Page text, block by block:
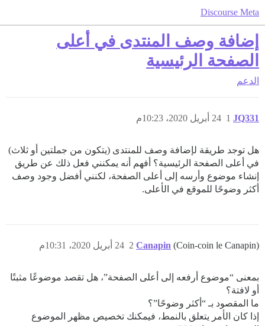
Discourse Meta
إضافة وصف المنتدى في أعلى
الصفحة الرئيسية
الدعم
JQ331 24 أبريل 2020، 10:23م 1
هل توجد طريقة لإضافة وصف للمنتدى (يتكون من جملتين أو ثلاث)
في أعلى الصفحة الرئيسية؟ أفهم أنه يمكنني فعل ذلك عن طريق
إنشاء موضوع وأرسه إلى أعلى الصفحة، لكنني أفضل وجود وصف
أكثر وضوحًا للموقع في الأعلى.
Canapin (Coin-coin le Canapin) 24 أبريل 2020، 10:31م 2
بمعنى “موضوع أرفعه إلى أعلى الصفحة”، هل تقصد موضوعًا مثبتًا
أو لافتة؟
ما المقصود بـ “أكثر وضوحًا”؟
إذا كان الأمر يتعلق بالنمط، فيمكنك تخصيص مظهر الموضوع